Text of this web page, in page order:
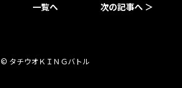
一覧へ 次の記事へ ＞
© タチウオＫＩＮＧバトル